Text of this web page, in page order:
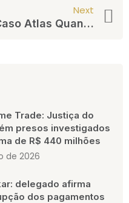
Next
Caso Atlas Quantum Falência Decretada e Orientações aos Credores
Trade: Justiça do
presos investigados
de R$ 440 milhões
de 2026
delegado afirma
dos pagamentos